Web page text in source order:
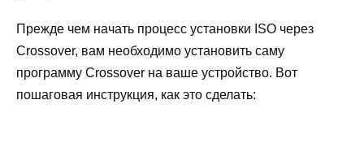
Прежде чем начать процесс установки ISO через
Crossover, вам необходимо установить саму
программу Crossover на ваше устройство. Вот
пошаговая инструкция, как это сделать: